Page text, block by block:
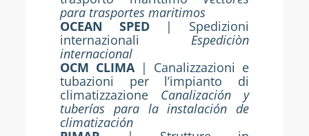
para trasportes maritimos
OCEAN SPED| Spedizioni
internazionali
Espediciòn
internacional
OCM CLIMA| Canalizzazioni e
tubazioni per l’impianto di
climatizzazione Canalización y
tuberías para la instalación de
climatización